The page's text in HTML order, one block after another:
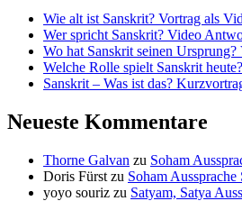
Wie alt ist Sanskrit? Vortrag als
Wer spricht Sanskrit? Video
Wo hat Sanskrit seinen Ursprung?
Welche Rolle spielt Sanskrit
Sanskrit – Was ist das?
Neueste Kommentare
Thorne Galvan zu Soham
Doris Fürst zu Soham Aussprache
yoyo souriz zu Satyam, Satya